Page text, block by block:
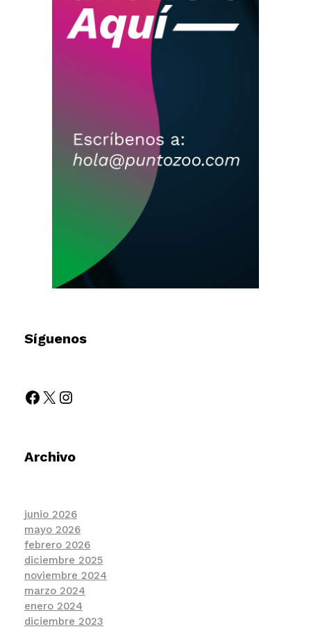
Síguenos
Archivo
junio 2026
mayo 2026
febrero 2026
diciembre 2025
noviembre 2024
marzo 2024
enero 2024
diciembre 2023